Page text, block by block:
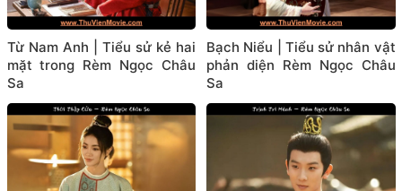
Từ Nam Anh | Tiểu sử kẻ hai
mặt trong Rèm Ngọc Châu
Sa
Bạch Niểu | Tiểu sử nhân vật
phản diện Rèm Ngọc Châu
Sa